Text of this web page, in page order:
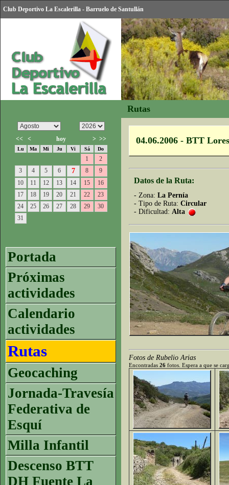
Club Deportivo La Escalerilla - Barruelo de Santullán
Rutas
<< < hoy > >>
Lu Ma Mi Ju Vi Sá Do
1
2
3
4 5 6 7 8
9
10
11 12 13 14 15
16
17
18 19 20 21 22
23
24
25 26 27 28 29
30
31
Portada
Próximas
actividades
Calendario
actividades
Rutas
Geocaching
Jornada-Travesía
Federativa de
Esquí
Milla Infantil
Descenso BTT
DH Fuente La
04.06.2006 - BTT
Datos de la Ruta:
- Zona: La Pernía
- Tipo de Ruta: Circular
- Dificultad: Alta
Fotos de Rubelio Arias
Encontradas 26 fotos. Espera a que se